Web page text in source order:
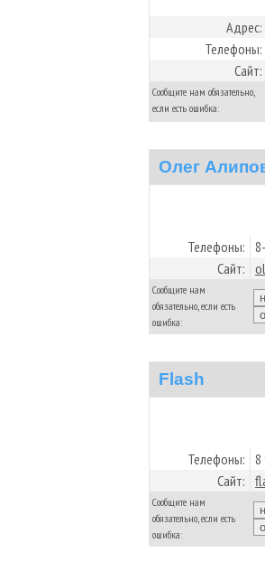
Адрес:
Телефоны:
Сайт:
Сообщите нам обязательно,
если есть ошибка:
Олег
Телефоны:
Сайт:
Сообщите нам
обязательно, если есть
ошибка:
Flash
Телефоны: 8
Сайт:
Сообщите нам
обязательно, если есть
ошибка: